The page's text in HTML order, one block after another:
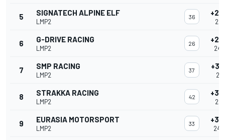
5 SIGNATECH ALPINE ELF
LMP2
36
6 G-DRIVE RACING
LMP2
26
7 SMP RACING
LMP2
37
8 STRAKKA RACING
LMP2
42
9 EURASIA MOTORSPORT
LMP2
33